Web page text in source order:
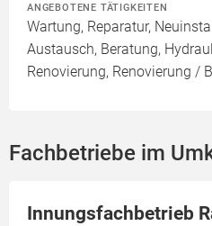
ANGEBOTENE TÄTIGKEITEN
Wartung, Reparatur,
Austausch, Beratung,
Renovierung, Renovierung /
Fachbetriebe im
Innungsfachbetrieb